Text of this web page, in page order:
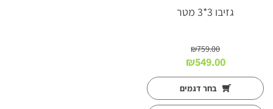
גזיבו 3*3 מטר
₪759.00
המחיר
המקורי
היה:
₪759.00.
₪549.00
הנוכחי
הוא:
₪549.00.
בחר דגמים